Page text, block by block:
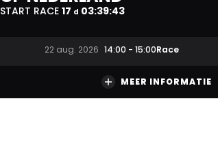
START RACE 17 d 03:39:42
22 aug. 2026 14:00 - 15:00Race
MEER INFORMATIE